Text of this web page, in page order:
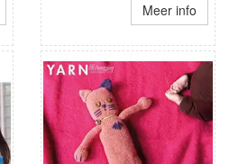
Meer info